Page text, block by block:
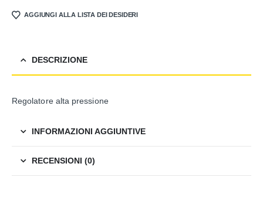
AGGIUNGI ALLA LISTA DEI DESIDERI
DESCRIZIONE
Regolatore alta pressione
INFORMAZIONI AGGIUNTIVE
RECENSIONI (0)